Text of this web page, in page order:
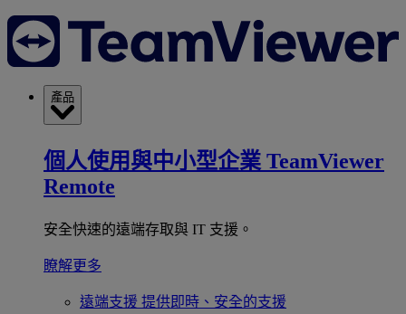
產品
個人使用與中小型企業 TeamViewer
Remote
安全快速的遠端存取與 IT 支援。
瞭解更多
遠端支援 提供即時、安全的支援